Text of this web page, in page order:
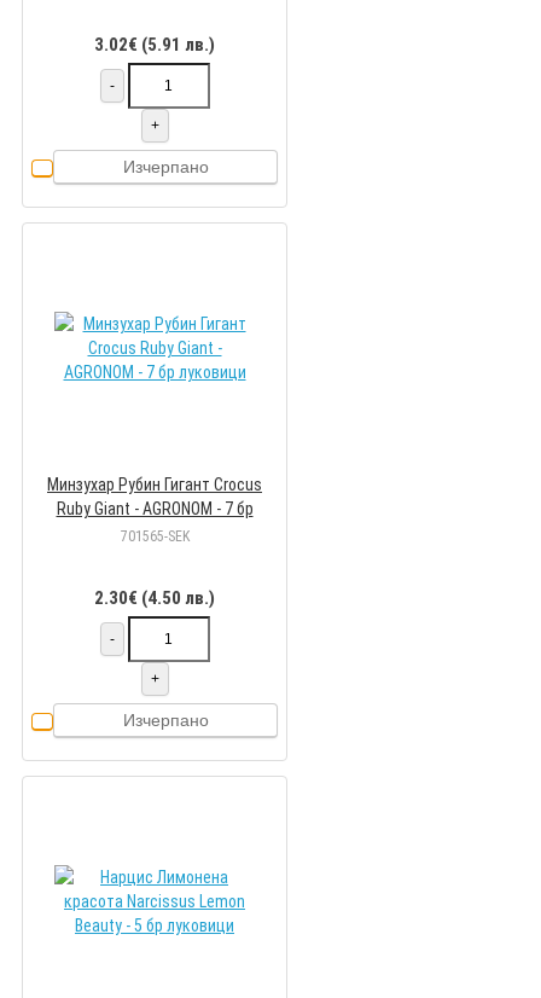
3.02€ (5.91 лв.)
-
+
Изчерпано
Минзухар Рубин Гигант Crocus
Ruby Giant - AGRONOM - 7 бр
луковици
701565-SEK
2.30€ (4.50 лв.)
-
+
Изчерпано